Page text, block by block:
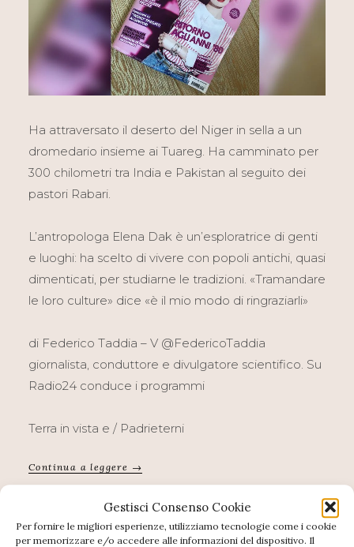
Gestisci Consenso Cookie
Per fornire le migliori esperienze, utilizziamo tecnologie come i cookie
per memorizzare e/o accedere alle informazioni del dispositivo. Il
Ha attraversato il deserto del Niger in sella a un
dromedario insieme ai Tuareg. Ha camminato per
300 chilometri tra India e Pakistan al seguito dei
pastori Rabari.
L’antropologa Elena Dak è un’esploratrice di genti
e luoghi: ha scelto di vivere con popoli antichi, quasi
dimenticati, per studiarne le tradizioni. «Tramandare
le loro culture» dice «è il mio modo di ringraziarli»
di Federico Taddia – V @FedericoTaddia
giornalista, conduttore e divulgatore scientifico. Su
Radio24 conduce i programmi
Terra in vista e / Padrieterni
Continua a leggere →